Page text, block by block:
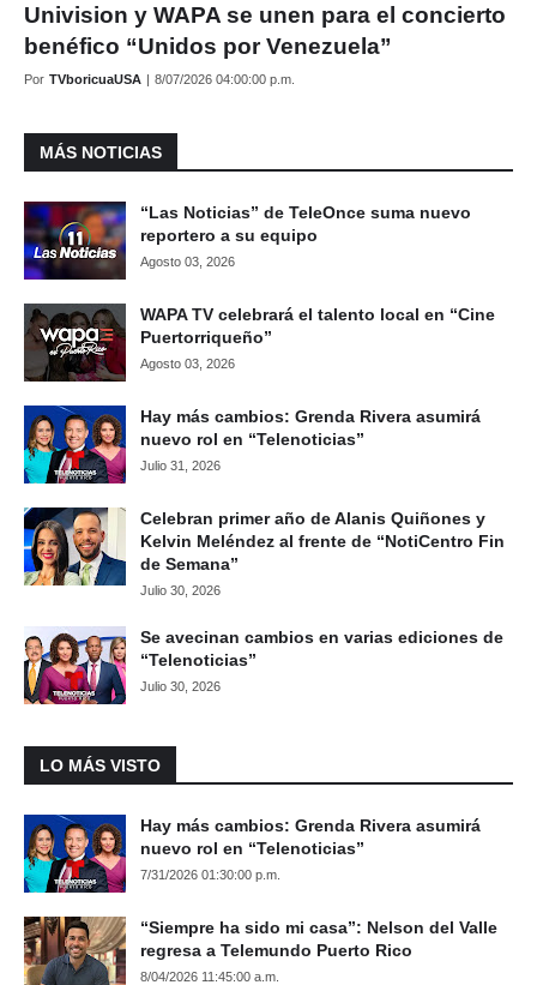
Univision y WAPA se unen para el concierto
benéfico “Unidos por Venezuela”
Por TVboricuaUSA | 8/07/2026 04:00:00 p.m.
MÁS NOTICIAS
“Las Noticias” de TeleOnce suma nuevo
reportero a su equipo
Agosto 03, 2026
WAPA TV celebrará el talento local en “Cine
Puertorriqueño”
Agosto 03, 2026
Hay más cambios: Grenda Rivera asumirá
nuevo rol en “Telenoticias”
Julio 31, 2026
Celebran primer año de Alanis Quiñones y
Kelvin Meléndez al frente de “NotiCentro Fin
de Semana”
Julio 30, 2026
Se avecinan cambios en varias ediciones de
“Telenoticias”
Julio 30, 2026
LO MÁS VISTO
Hay más cambios: Grenda Rivera asumirá
nuevo rol en “Telenoticias”
7/31/2026 01:30:00 p.m.
“Siempre ha sido mi casa”: Nelson del Valle
regresa a Telemundo Puerto Rico
8/04/2026 11:45:00 a.m.